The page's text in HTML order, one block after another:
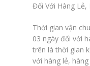
Đối Với Hàng Lẻ,
Thời gian vận
03 ngày đối với
trên là thời gian
với hàng lẻ,